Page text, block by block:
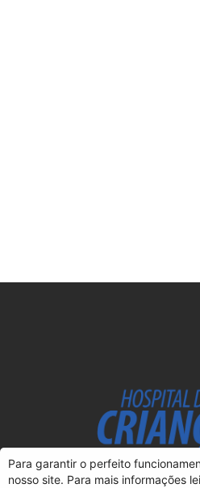
Para garantir o perfeito
nosso site. Para mais informações